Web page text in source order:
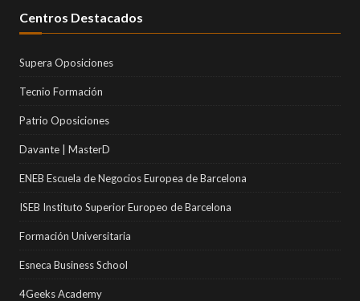
Centros Destacados
Supera Oposiciones
Tecnio Formación
Patrio Oposiciones
Davante | MasterD
ENEB Escuela de Negocios Europea de Barcelona
ISEB Instituto Superior Europeo de Barcelona
Formación Universitaria
Esneca Business School
4Geeks Academy